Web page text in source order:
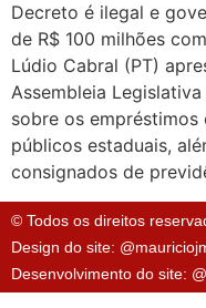
Decreto é ilegal e
de R$ 100 milhões
Lúdio Cabral (PT)
Assembleia
sobre os
públicos estaduais,
consignados de
© Todos os direitos
Design do site:
Desenvolvimento do site: